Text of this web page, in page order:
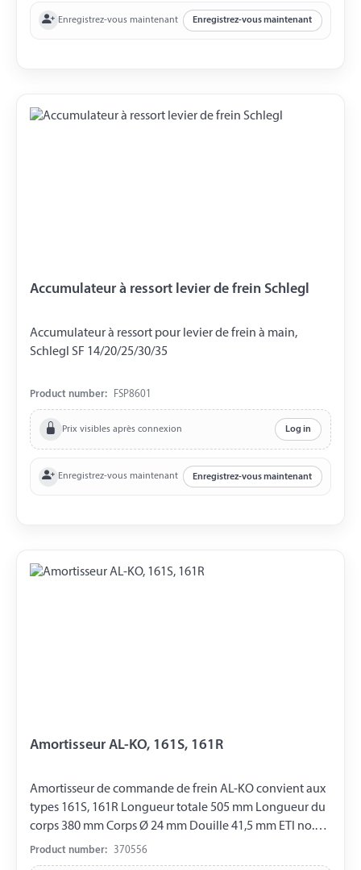
Enregistrez-vous maintenant Enregistrez-vous maintenant
Accumulateur à ressort levier de frein Schlegl
Accumulateur à ressort pour levier de frein à main,
Schlegl SF 14/20/25/30/35
Product number: FSP8601
Prix visibles après connexion Log in
Enregistrez-vous maintenant Enregistrez-vous maintenant
Amortisseur AL-KO, 161S, 161R
Amortisseur de commande de frein AL-KO convient aux
types 161S, 161R Longueur totale 505 mm Longueur du
corps 380 mm Corps Ø 24 mm Douille 41,5 mm ETI no.
811008, 811027, 811044
Product number: 370556